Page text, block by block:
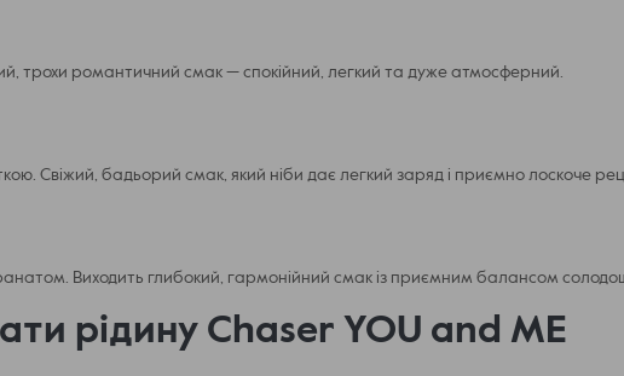
трохи романтичний смак — спокійний, легкий та дуже атмосферний.
Свіжий, бадьорий смак, який ніби дає легкий заряд і приємно лоскоче
Виходить глибокий, гармонійний смак із приємним балансом
рідину Chaser YOU and ME